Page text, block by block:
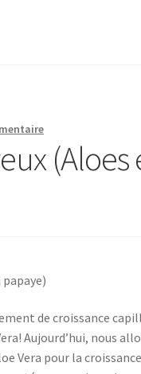
(Aloes
de croissance
Aujourd’hui, nous
Vera pour la